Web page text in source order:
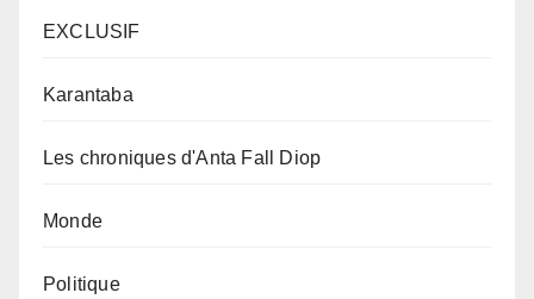
EXCLUSIF
Karantaba
Les chroniques d'Anta Fall Diop
Monde
Politique